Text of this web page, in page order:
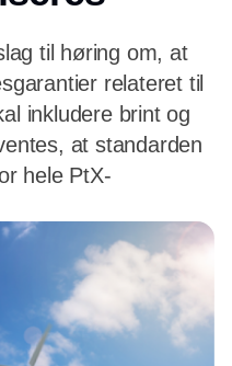
til høring om, at
relateret til
inkludere brint og
at standarden
hele PtX-